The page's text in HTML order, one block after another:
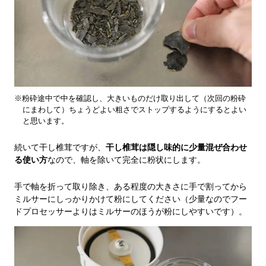
※粉砕途中で中を確認し、大きいものだけ取り出して（次回の粉砕
にまわして）ちょうどよい粗さでストップするようにするとよい
と思います。
続いて干し椎茸ですが、 干し椎茸は隠し味的に少量混ぜ合わせ
る使い方なので、軸を除いて完全に粉状にします。
手で軸を折って取り除き、ある程度の大きさに手で割ってから
ミルサーにしっかりかけて粉にしてください（少量なのでフー
ドプロセッサーよりはミルサーのほうが粉にしやすいです）。